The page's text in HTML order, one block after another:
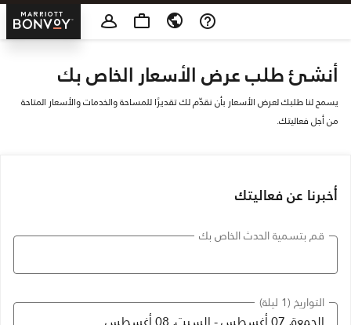
Skip To Content
Bonvoy
أنشئ طلب عرض الأسعار الخاص بك
يسمح لنا طلبك لعرض الأسعار بأن نقدّم لك تقديرًا للمساحة والخدمات والأسعار المتاحة
من أجل فعاليتك.
أخبرنا عن فعاليتك
قم بتسمية الحدث الخاص بك
التواريخ (1 ليلة)